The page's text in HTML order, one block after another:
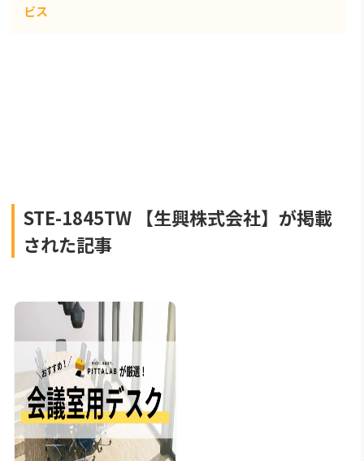
ビス
STE-1845TW 【生興株式会社】が掲載
された記事